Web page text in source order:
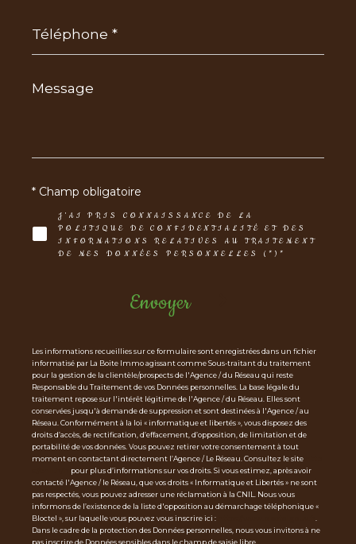
Message
*
J'AI PRIS CONNAISSANCE DE LA
POLITIQUE DE CONFIDENTIALITÉ ET DES
INFORMATIONS RELATIVES AU TRAITEMENT
DE MES DONNÉES PERSONNELLES (*)*
* Champ obligatoire
Envoyer
Les informations recueillies sur ce formulaire sont enregistrées dans un fichier
informatisé par La Boite Immo agissant comme Sous-traitant du traitement
pour la gestion de la clientèle/prospects de l'Agence / du Réseau qui reste
Responsable du Traitement de vos Données personnelles. La base légale du
traitement repose sur l'intérêt légitime de l'Agence / du Réseau. Elles sont
conservées jusqu'à demande de suppression et sont destinées à l'Agence / au
Réseau. Conformément à la loi « informatique et libertés », vous disposez des
droits d’accès, de rectification, d’effacement, d’opposition, de limitation et de
portabilité de vos données. Vous pouvez retirer votre consentement à tout
moment en contactant directement l’Agence / Le Réseau. Consultez le site
pour plus d’informations sur vos droits. Si vous estimez, après avoir
contacté l'Agence / le Réseau, que vos droits « Informatique et Libertés » ne sont
pas respectés, vous pouvez adresser une réclamation à la CNIL. Nous vous
informons de l’existence de la liste d'opposition au démarchage téléphonique «
Bloctel », sur laquelle vous pouvez vous inscrire ici :
Dans le cadre de la protection des Données personnelles, nous vous invitons à ne
pas inscrire de Données sensibles dans le champ de saisie libre.